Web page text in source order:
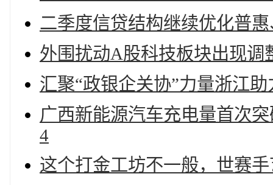
二季度信贷结构继续优化普
外围扰动A股科技板块出现
汇聚“政银企关协”力量浙江
广西新能源汽车充电量首次
4
这个打金工坊不一般，世赛